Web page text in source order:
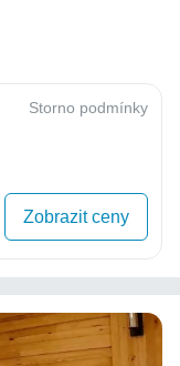
Storno podmínky
Zobrazit ceny